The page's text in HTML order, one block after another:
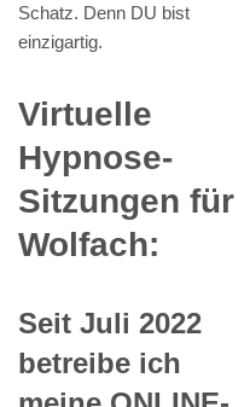
Schatz. Denn DU bist
einzigartig.
Virtuelle
Hypnose-
Sitzungen für
Wolfach:
Seit Juli 2022
betreibe ich